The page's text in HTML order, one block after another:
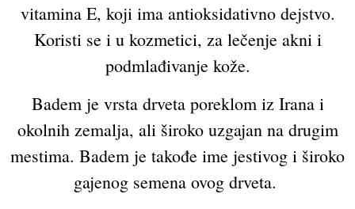
vitamina E, koji ima antioksidativno dejstvo.
Koristi se i u kozmetici, za lečenje akni i
podmlađivanje kože.
Badem je vrsta drveta poreklom iz Irana i
okolnih zemalja, ali široko uzgajan na drugim
mestima. Badem je takođe ime jestivog i široko
gajenog semena ovog drveta.